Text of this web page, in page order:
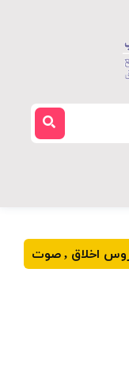
اخلاق , صوت